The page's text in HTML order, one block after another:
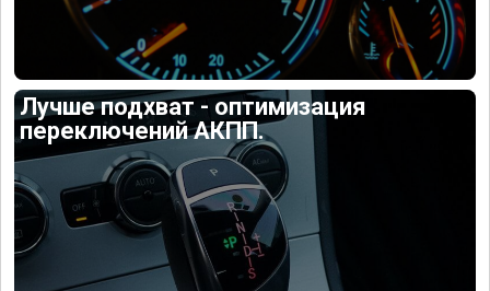
Лучше подхват - оптимизация
переключений АКПП.